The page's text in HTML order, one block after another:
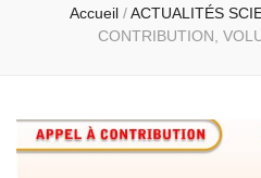
Accueil /ACTUALITÉS
CONTRIBUTION,